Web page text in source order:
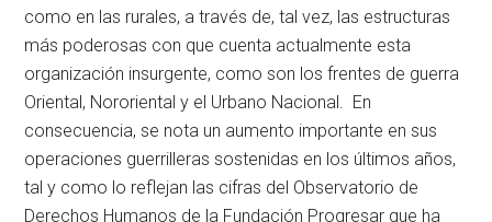
como en las rurales, a través de, tal vez, las estructuras
más poderosas con que cuenta actualmente esta
organización insurgente, como son los frentes de guerra
Oriental, Nororiental y el Urbano Nacional. En
consecuencia, se nota un aumento importante en sus
operaciones guerrilleras sostenidas en los últimos años,
tal y como lo reflejan las cifras del Observatorio de
Derechos Humanos de la Fundación Progresar que ha